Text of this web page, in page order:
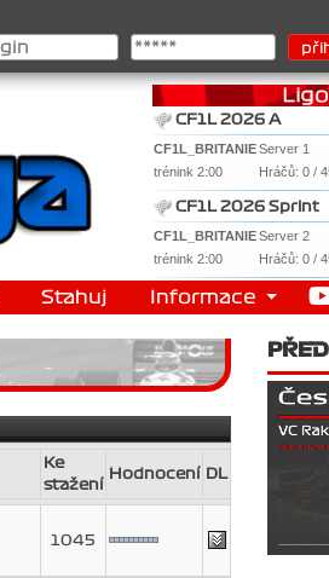
Chmelík , Pohár konstruktérů : 1.
CF1L 2026 A
CF1L_BRITANIEServer 1
trénink 2:00
Hráčů: 0 /
CF1L 2026 Sprint
CF1L_BRITANIEServer 2
trénink 2:00
Hráčů: 0 /
Stahuj Informace
Ke
stažení
Hodnocení DL
1045